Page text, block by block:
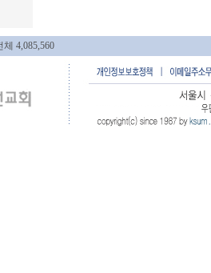
체 4,085,560